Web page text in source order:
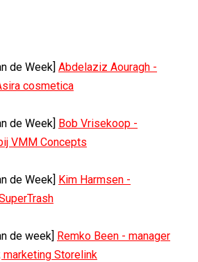
de Week] Abdelaziz Aouragh -
cosmetica
de Week] Bob Vrisekoop -
VMM Concepts
de Week] Kim Harmsen -
de week] Remko Been - manager
marketing Storelink